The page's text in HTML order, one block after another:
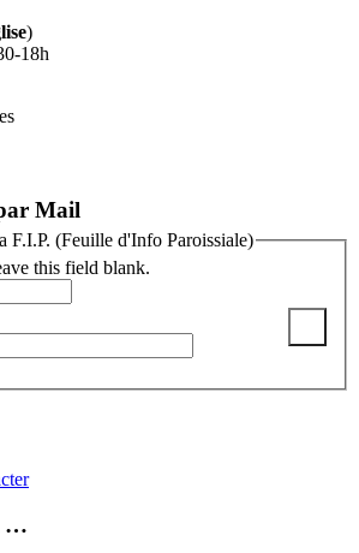
)
18h
Mail
F.I.P. (Feuille d'Info Paroissiale)
this field blank.
…